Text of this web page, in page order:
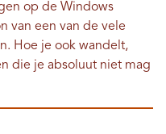
op de Windows
van een van de vele
Hoe je ook wandelt,
die je absoluut niet mag